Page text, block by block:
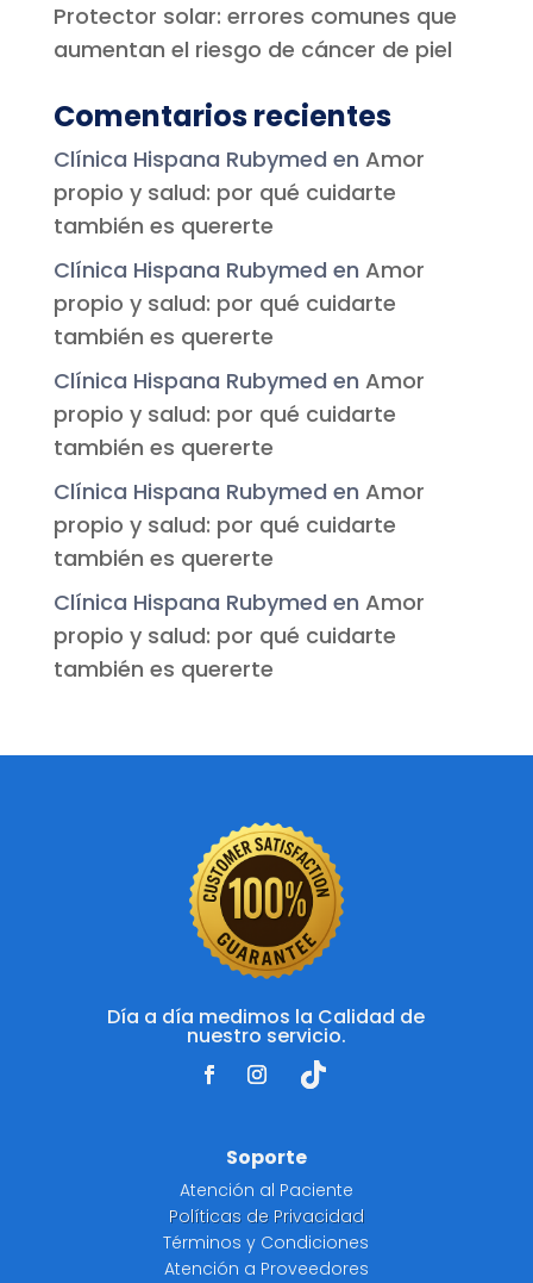
Protector solar: errores comunes que
aumentan el riesgo de cáncer de piel
Comentarios recientes
Clínica Hispana Rubymed en Amor
propio y salud: por qué cuidarte
también es quererte
Clínica Hispana Rubymed en Amor
propio y salud: por qué cuidarte
también es quererte
Clínica Hispana Rubymed en Amor
propio y salud: por qué cuidarte
también es quererte
Clínica Hispana Rubymed en Amor
propio y salud: por qué cuidarte
también es quererte
Clínica Hispana Rubymed en Amor
propio y salud: por qué cuidarte
también es quererte
Día a día medimos la Calidad de
nuestro servicio.
Soporte
Atención al Paciente
Políticas de Privacidad
Términos y Condiciones
Atención a Proveedores